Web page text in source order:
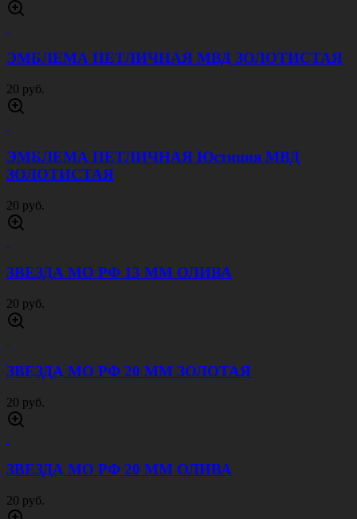
ЭМБЛЕМА ПЕТЛИЧНАЯ МВД ЗОЛОТИСТАЯ
20 руб.
ЭМБЛЕМА ПЕТЛИЧНАЯ Юстиция МВД
ЗОЛОТИСТАЯ
20 руб.
ЗВЕЗДА МО РФ 13 ММ ОЛИВА
20 руб.
ЗВЕЗДА МО РФ 20 ММ ЗОЛОТАЯ
20 руб.
ЗВЕЗДА МО РФ 20 ММ ОЛИВА
20 руб.